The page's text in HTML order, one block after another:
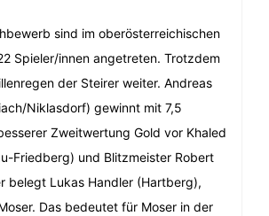
sind im oberösterreichischen
Spieler/innen angetreten. Trotzdem
der Steirer weiter. Andreas
Niklasdorf) gewinnt mit 7,5
Zweitwertung Gold vor Khaled
Friedberg) und Blitzmeister Robert
belegt Lukas Handler (Hartberg),
Das bedeutet für Moser in der